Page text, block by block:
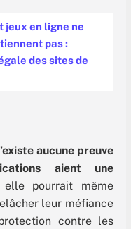
jeux en ligne ne
pas :
des sites de
aucune preuve
aient une
pourrait même
leur méfiance
contre les